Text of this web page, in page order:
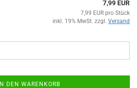
7,99 EUR
7,99 EUR pro Stück
inkl. 19% MwSt. zzgl. Versand
IN DEN WARENKORB